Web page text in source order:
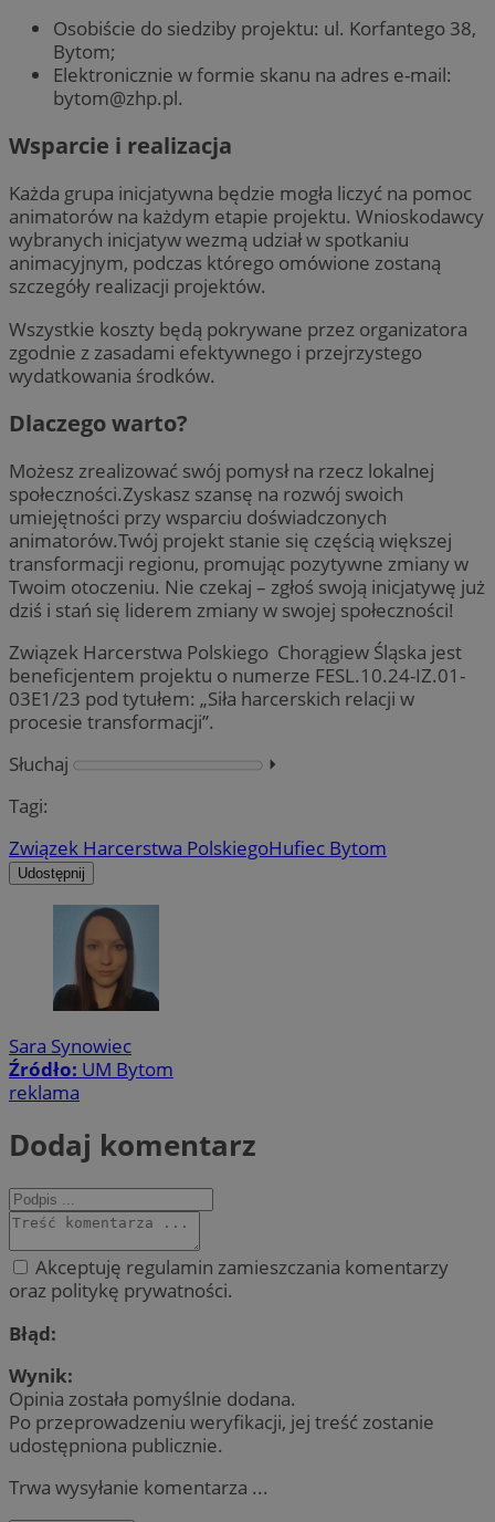
Osobiście do siedziby projektu: ul. Korfantego 38,
Bytom;
Elektronicznie w formie skanu na adres e-mail:
bytom@zhp.pl.
Wsparcie i realizacja
Każda grupa inicjatywna będzie mogła liczyć na pomoc
animatorów na każdym etapie projektu. Wnioskodawcy
wybranych inicjatyw wezmą udział w spotkaniu
animacyjnym, podczas którego omówione zostaną
szczegóły realizacji projektów.
Wszystkie koszty będą pokrywane przez organizatora
zgodnie z zasadami efektywnego i przejrzystego
wydatkowania środków.
Dlaczego warto?
Możesz zrealizować swój pomysł na rzecz lokalnej
społeczności.Zyskasz szansę na rozwój swoich
umiejętności przy wsparciu doświadczonych
animatorów.Twój projekt stanie się częścią większej
transformacji regionu, promując pozytywne zmiany w
Twoim otoczeniu. Nie czekaj – zgłoś swoją inicjatywę już
dziś i stań się liderem zmiany w swojej społeczności!
Związek Harcerstwa Polskiego Chorągiew Śląska jest
beneficjentem projektu o numerze FESL.10.24-IZ.01-
03E1/23 pod tytułem: „Siła harcerskich relacji w
procesie transformacji”.
Słuchaj
⏵︎
Tagi:
Związek Harcerstwa PolskiegoHufiec Bytom
Udostępnij
Sara Synowiec
Źródło: UM Bytom
reklama
Dodaj komentarz
Akceptuję regulamin zamieszczania komentarzy
oraz politykę prywatności.
Błąd:
Wynik:
Opinia została pomyślnie dodana.
Po przeprowadzeniu weryfikacji, jej treść zostanie
udostępniona publicznie.
Trwa wysyłanie komentarza ...